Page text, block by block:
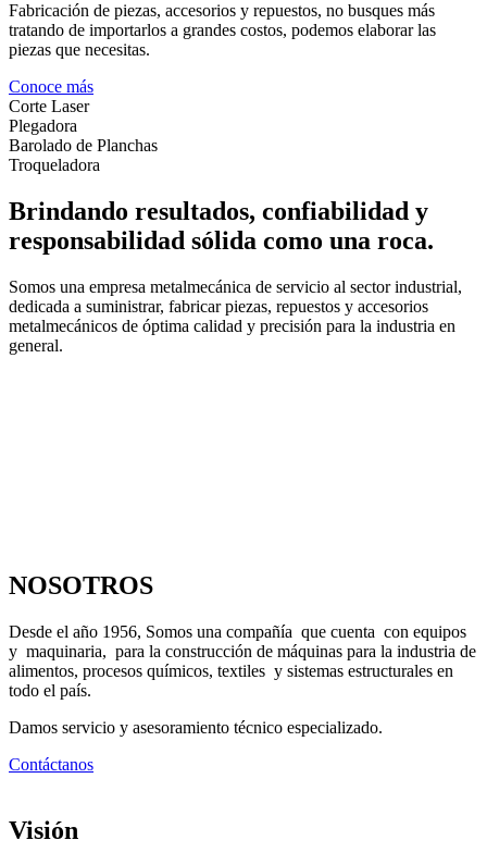
Fabricación de piezas, accesorios y repuestos, no busques más
tratando de importarlos a grandes costos, podemos elaborar las
piezas que necesitas.
Conoce más
Corte Laser
Plegadora
Barolado de Planchas
Troqueladora
Brindando resultados, confiabilidad y
responsabilidad sólida como una roca.
Somos una empresa metalmecánica de servicio al sector industrial,
dedicada a suministrar, fabricar piezas, repuestos y accesorios
metalmecánicos de óptima calidad y precisión para la industria en
general.
NOSOTROS
Desde el año 1956, Somos una compañía que cuenta con equipos
y maquinaria, para la construcción de máquinas para la industria de
alimentos, procesos químicos, textiles y sistemas estructurales en
todo el país.
Damos servicio y asesoramiento técnico especializado.
Contáctanos
Visión